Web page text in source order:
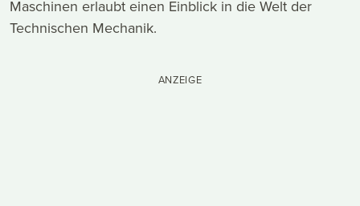
Maschinen erlaubt einen Einblick in die Welt der
Technischen Mechanik.
ANZEIGE